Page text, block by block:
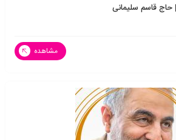
مشاهده